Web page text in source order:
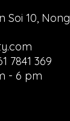
Soi 10,
7841 369
- 6 pm